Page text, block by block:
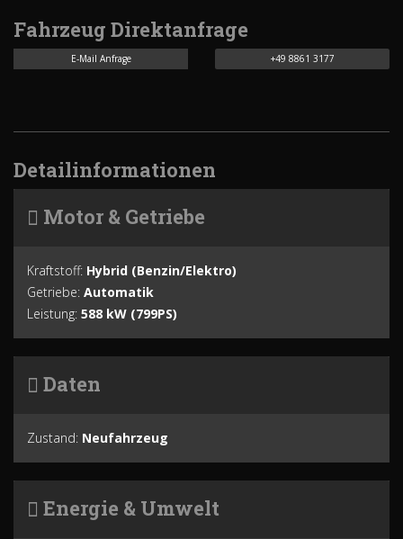
Fahrzeug Direktanfrage
E-Mail Anfrage +49 8861 3177
Detailinformationen
Motor & Getriebe
Kraftstoff: Hybrid (Benzin/Elektro)
Getriebe: Automatik
Leistung: 588 kW (799PS)
Daten
Zustand: Neufahrzeug
Energie & Umwelt